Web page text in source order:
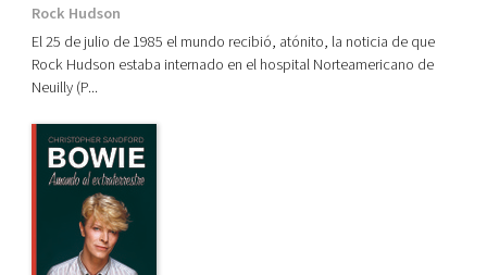
Rock Hudson
El 25 de julio de 1985 el mundo recibió, atónito, la noticia de que
Rock Hudson estaba internado en el hospital Norteamericano de
Neuilly (P...